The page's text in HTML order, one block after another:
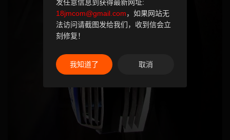
发任意信息到获得最新网址:
18jmcom@gmail.com，如果网站无
法访问请截图发给我们，收到信会立
刻修复！
我知道了 取消